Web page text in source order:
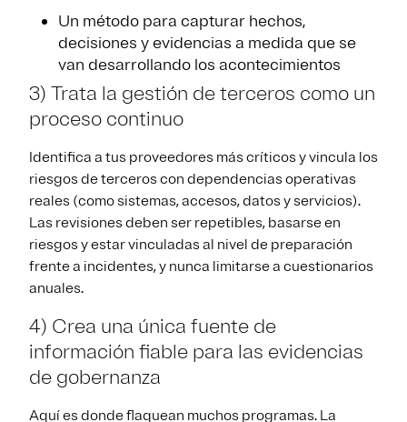
Un método para capturar hechos,
decisiones y evidencias a medida que se
van desarrollando los acontecimientos
3) Trata la gestión de terceros como un
proceso continuo
Identifica a tus proveedores más críticos y vincula los
riesgos de terceros con dependencias operativas
reales (como sistemas, accesos, datos y servicios).
Las revisiones deben ser repetibles, basarse en
riesgos y estar vinculadas al nivel de preparación
frente a incidentes, y nunca limitarse a cuestionarios
anuales.
4) Crea una única fuente de
información fiable para las evidencias
de gobernanza
Aquí es donde flaquean muchos programas. La